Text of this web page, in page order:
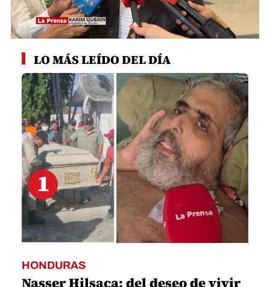
seconds
minutes,
seconds
LO MÁS LEÍDO DEL DÍA
1
HONDURAS
Nasser Hilsaca: del deseo de vivir